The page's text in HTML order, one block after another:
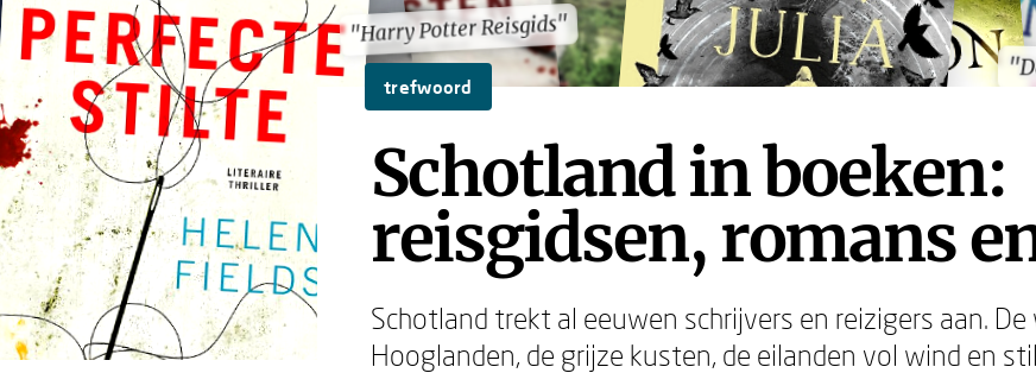
"Harry Potter Reisgids"
"Harry Potter Reisgids"
trefwoord
Schotland in boeken:
reisgidsen, romans
Schotland trekt al eeuwen schrijvers en reizigers aan. De
Hooglanden, de grijze kusten, de eilanden vol wind en